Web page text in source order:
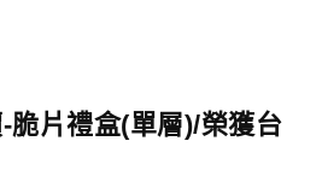
脆片禮盒(單層)/榮獲台